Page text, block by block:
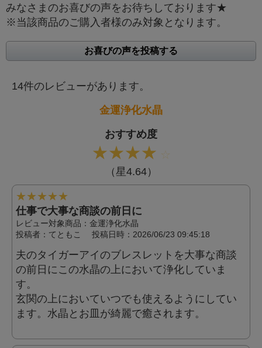
みなさまのお喜びの声をお待ちしております★
※当該商品のご購入者様のみ対象となります。
お喜びの声を投稿する
14件のレビューがあります。
金運浄化水晶
おすすめ度
★★★★ ☆
（星4.64）
★★★★★
仕事で大事な商談の前日に
レビュー対象商品：金運浄化水晶
投稿者： てともこ 投稿日時：2026/06/23 09:45:18
夫のタイガーアイのブレスレットを大事な商談
の前日にこの水晶の上において浄化していま
す。
玄関の上においていつでも使えるようにしてい
ます。水晶とお皿が綺麗で癒されます。